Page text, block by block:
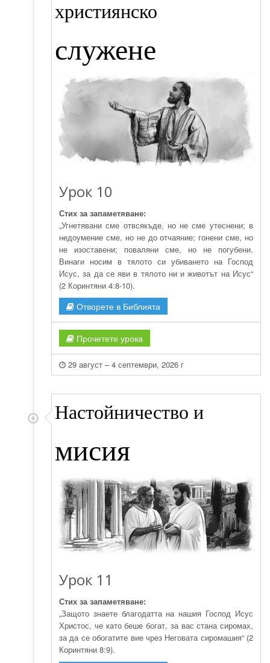
християнско
служене
Урок 10
Стих за запаметяване:
„Угнетявани сме отвсякъде, но не сме утеснени; в
недоумение сме, но не до отчаяние; гонени сме, но
не изоставени; поваляни сме, но не погубени.
Винаги носим в тялото си убиването на Господ
Исус, за да се яви в тялото ни и животът на Исус“
(2 Коринтяни 4:8-10).
Отворете в Библията
Прочетете урока
29 август – 4 септември, 2026 г
Настойничество и
мисия
Урок 11
Стих за запаметяване:
„Защото знаете благодатта на нашия Господ Исус
Христос, че като беше богат, за вас стана сиромах,
за да се обогатите вие чрез Неговата сиромашия“ (2
Коринтяни 8:9).